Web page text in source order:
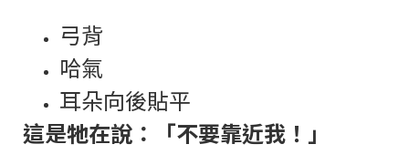
弓背
哈氣
耳朵向後貼平
這是牠在說：「不要靠近我！」